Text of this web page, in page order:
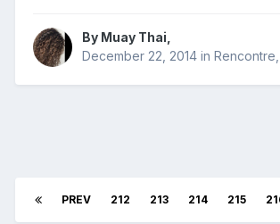
By Muay Thai
December 22, 2014 in
PREV 212 213 214 215